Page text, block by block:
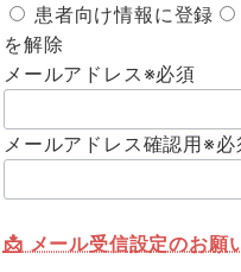
患者向け情報に登録
を解除
メールアドレス ※必須
メールアドレス確認用※必
📩 メール受信設定のお願